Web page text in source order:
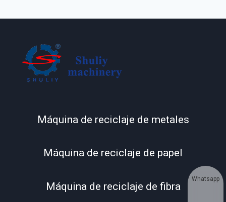
Máquina de reciclaje de metales
Máquina de reciclaje de papel
Máquina de reciclaje de fibra
Whatsapp